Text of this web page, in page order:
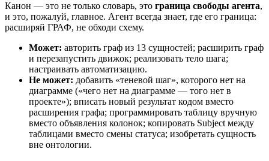
Канон — это не только словарь, это граница свободы агента,
и это, пожалуй, главное. Агент всегда знает, где его граница:
расширяй ГРАФ, не обходи схему.
Может: авторить граф из 13 сущностей; расширить граф
и перезапустить движок; реализовать тело шага;
настраивать автоматизацию.
Не может: добавить «теневой шаг», которого нет на
диаграмме («чего нет на диаграмме — того нет в
проекте»); вписать новый результат кодом вместо
расширения графа; программировать таблицу вручную
вместо объявления колонок; копировать Subject между
таблицами вместо смены статуса; изобретать сущность
вне онтологии.